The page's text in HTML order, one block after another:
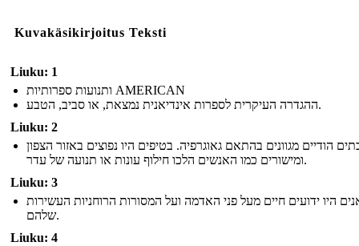
Kuvakäsikirjoitus Teksti
Liuku: 1
ותנועות ספרותיות AMERICAN
ההגדרה העיקרית לספרות אינדיאנית נמצאת, או סביב, הטבע.
Liuku: 2
הודיים מגוונים בהתאם גאוגרפיה. בטיפים היו נפוצים באזור הצפון
ומישורים כמו האנשים הלכו חילוף עונות או תנועה של עדר.
Liuku: 3
היו ידועים חיים מעל פני האדמה ועל המסורות הרוחניות העשירות
שלהם.
Liuku: 4